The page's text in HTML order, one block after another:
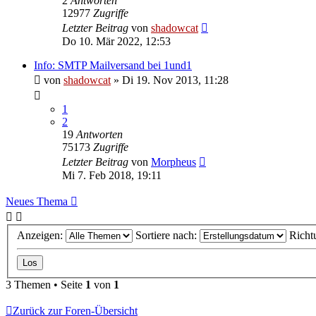
12977 Zugriffe
Letzter Beitrag von shadowcat
Do 10. Mär 2022, 12:53
Info: SMTP Mailversand bei 1und1
von shadowcat » Di 19. Nov 2013, 11:28
1
2
19 Antworten
75173 Zugriffe
Letzter Beitrag von Morpheus
Mi 7. Feb 2018, 19:11
Neues Thema
Anzeigen: Sortiere nach:
3 Themen • Seite 1 von 1
Zurück zur Foren-Übersicht